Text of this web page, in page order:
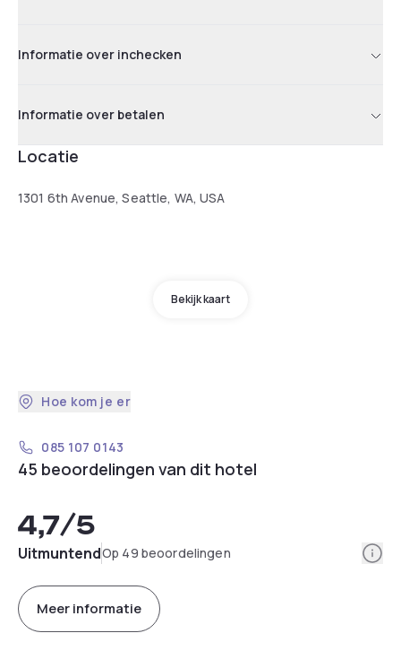
Informatie over inchecken
Informatie over betalen
Locatie
1301 6th Avenue, Seattle, WA, USA
Bekijk kaart
Hoe kom je er
085 107 0143
45 beoordelingen van dit hotel
4,7/5
UitmuntendOp 49 beoordelingen
Meer informatie